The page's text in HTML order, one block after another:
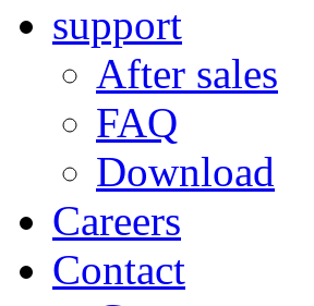
support
After sales
FAQ
Download
Careers
Contact